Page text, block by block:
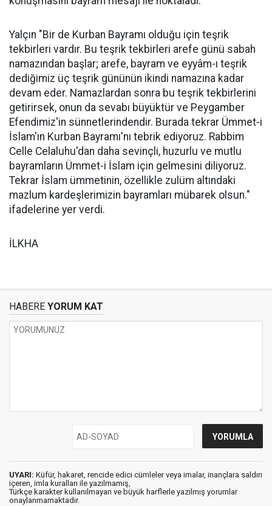
Yalçın "Bir de Kurban Bayramı olduğu için teşrik
tekbirleri vardır. Bu teşrik tekbirleri arefe günü sabah
namazından başlar; arefe, bayram ve eyyâm-ı teşrik
dediğimiz üç teşrik gününün ikindi namazına kadar
devam eder. Namazlardan sonra bu teşrik tekbirlerini
getirirsek, onun da sevabı büyüktür ve Peygamber
Efendimiz'in sünnetlerindendir. Burada tekrar Ümmet-i
İslam'ın Kurban Bayramı'nı tebrik ediyoruz. Rabbim
Celle Celaluhu'dan daha sevinçli, huzurlu ve mutlu
bayramların Ümmet-i İslam için gelmesini diliyoruz.
Tekrar İslam ümmetinin, özellikle zulüm altındaki
mazlum kardeşlerimizin bayramları mübarek olsun."
ifadelerine yer verdi.
İLKHA
HABERE YORUM KAT
UYARI: Küfür, hakaret, rencide edici cümleler veya imalar, inançlara saldırı
içeren, imla kuralları ile yazılmamış,
Türkçe karakter kullanılmayan ve büyük harflerle yazılmış yorumlar
onaylanmamaktadır.